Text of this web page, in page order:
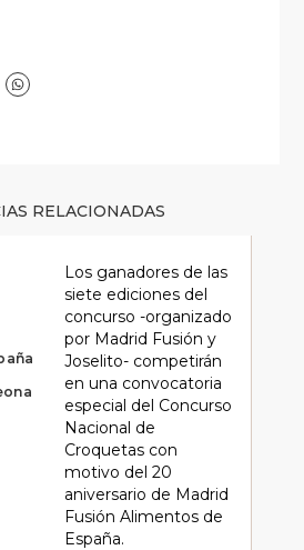
RELACIONADAS
Los ganadores de las
siete ediciones del
concurso -organizado
por Madrid Fusión y
Joselito- competirán
en una convocatoria
especial del Concurso
Nacional de
Croquetas con
motivo del 20
aniversario de Madrid
Fusión Alimentos de
España.